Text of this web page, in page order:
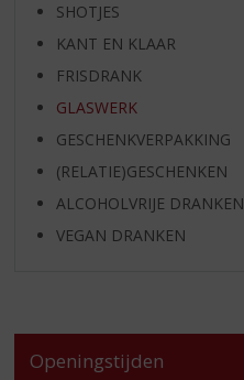
SHOTJES
KANT EN KLAAR
FRISDRANK
GLASWERK
GESCHENKVERPAKKING
(RELATIE)GESCHENKEN
ALCOHOLVRIJE DRANKEN
VEGAN DRANKEN
Openingstijden